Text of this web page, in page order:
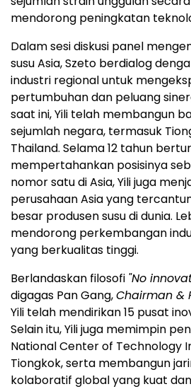
mendorong peningkatan
Dalam sesi diskusi panel
susu Asia, Szeto berdialog
industri regional untuk
pertumbuhan dan peluang
saat ini, Yili telah membangun
sejumlah negara, termasuk
Thailand. Selama 12 tahun
mempertahankan posisinya
nomor satu di Asia, Yili juga
perusahaan Asia yang
besar produsen susu di dunia.
mendorong perkembangan
yang berkualitas tinggi.
Berlandaskan filosofi "No
digagas Pan Gang,Chairman &
Yili telah mendirikan 15 pusat
Selain itu, Yili juga memimpin
National Center of Technology
Tiongkok, serta membangun
kolaboratif global yang kuat